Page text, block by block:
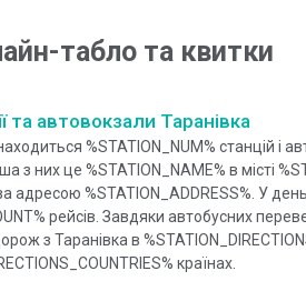
табло та квитки
та автовокзали Таранівка
%STATION_NUM% станцій і
з них це %STATION_NAME% в місті
адресою %STATION_ADDRESS%. У
рейсів. Завдяки автобусних
з Таранівка в
країнах.